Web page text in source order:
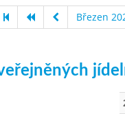
Březen